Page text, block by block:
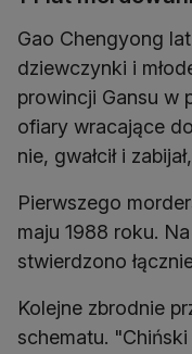
Gao Chengyong
dziewczynki i
prowincji Gansu w
ofiary wracające
nie, gwałcił i
Pierwszego
maju 1988 roku.
stwierdzono
Kolejne zbrodnie
schematu.